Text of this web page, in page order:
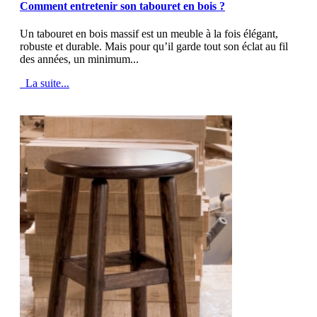
Comment entretenir son tabouret en bois ?
Un tabouret en bois massif est un meuble à la fois élégant,
robuste et durable. Mais pour qu’il garde tout son éclat au fil
des années, un minimum...
La suite...